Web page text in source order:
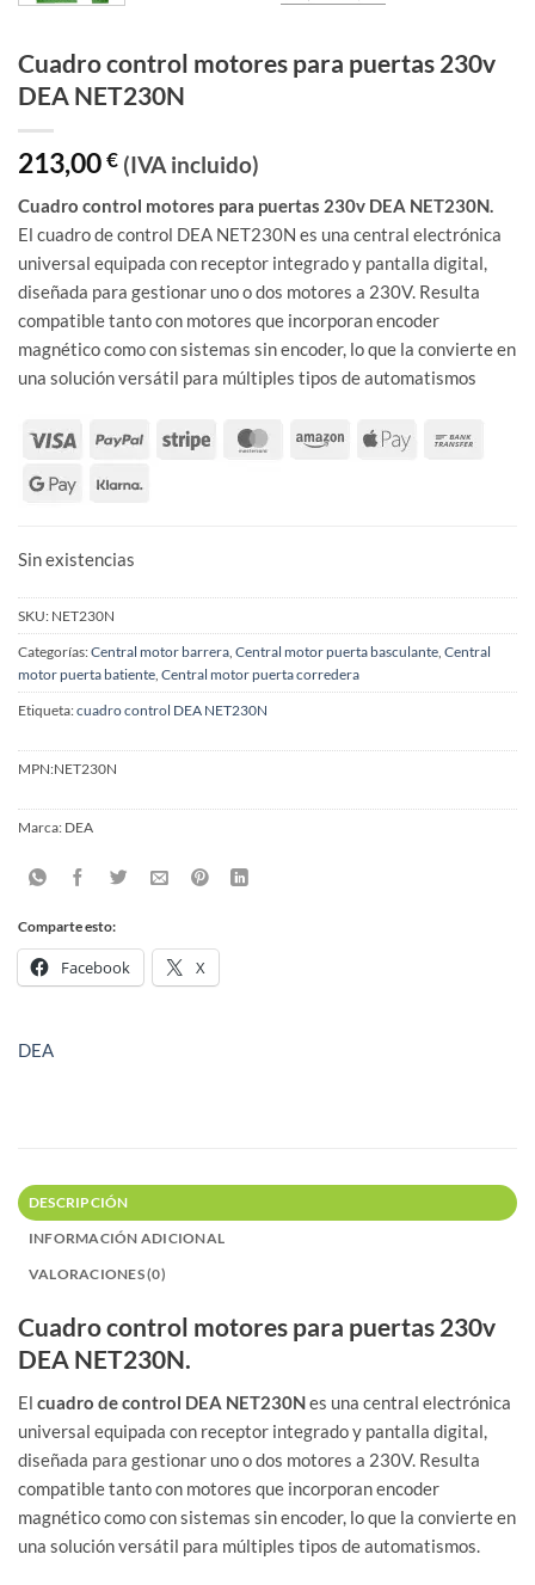
Cuadro control motores para puertas 230v
DEA NET230N
213,00€ (IVA incluido)
Cuadro control motores para puertas 230v DEA NET230N.
El cuadro de control DEA NET230N es una central electrónica
universal equipada con receptor integrado y pantalla digital,
diseñada para gestionar uno o dos motores a 230V. Resulta
compatible tanto con motores que incorporan encoder
magnético como con sistemas sin encoder, lo que la convierte en
una solución versátil para múltiples tipos de automatismos
Sin existencias
SKU: NET230N
Categorías:Central motor barrera Central motor puerta basculante Central
motor puerta batiente Central motor puerta corredera
Etiqueta:cuadro control DEA NET230N
MPN:NET230N
Marca: DEA
Comparte esto:
Facebook X
DEA
DESCRIPCIÓN
INFORMACIÓN ADICIONAL
VALORACIONES (0)
Cuadro control motores para puertas 230v
DEA NET230N.
El cuadro de control DEA NET230Nes una central electrónica
universal equipada con receptor integrado y pantalla digital,
diseñada para gestionar uno o dos motores a 230V. Resulta
compatible tanto con motores que incorporan encoder
magnético como con sistemas sin encoder, lo que la convierte en
una solución versátil para múltiples tipos de automatismos.